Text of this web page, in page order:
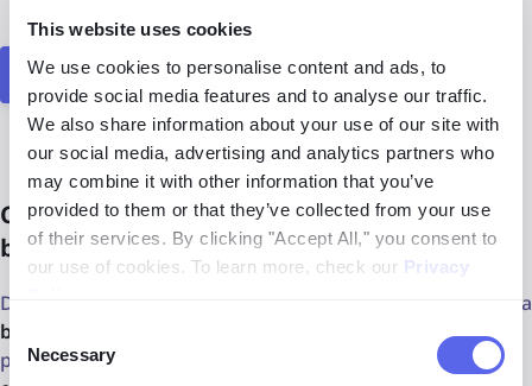
This website uses cookies
We use cookies to personalise content and ads, to
provide social media features and to analyse our traffic.
We also share information about your use of our site with
our social media, advertising and analytics partners who
may combine it with other information that you’ve
provided to them or that they’ve collected from your use
of their services. By clicking "Accept All," you consent to
our use of cookies. To learn more, check our Privacy
Consent
Selection
Necessary
Probar Yandex ahora
Cómo elegir la mejor alternativa de
búsqueda de imágenes para ti
Depende principalmente de tus necesidades. Si deseas una
búsqueda inversa de imágenes o rostros detallada,
prueba Lenso.ai. Si te enfocas en
encontrar duplicados